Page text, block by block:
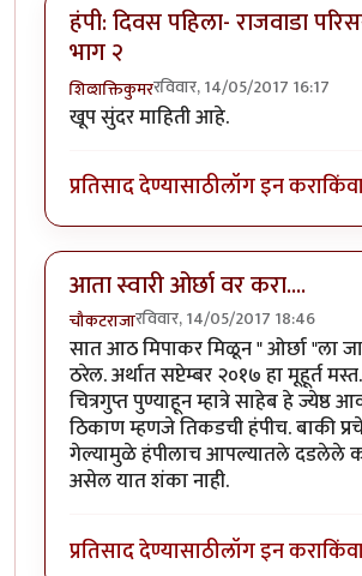
हंपी: दिवस पहिला- राजवाडा
भाग २
शिव्शक्तिकुमररविवार, 14/05/2017 16:17
खूप सुंदर माहिती आहे.
प्रतिसाद देण्यासाठीलॉग इन करा
आता स्वारी ओर्छा वर करा....
चौकटराजारविवार, 14/05/2017 18:46
सात आठ मिपाकर मिळून " ओर्छा "ला
ठरेल. अर्थात सप्टेम्बर २०१७ हा मूहूर्त
चित्रगुप्त पुण्याहून म्हात्रे साहेब हे ज्येष्ठ
ठिकाण म्हणजे तिकडची हंपीच. बाकी
गेल्यामुळे हंपीलाच आपल्यातले दडलेले
असेल यात शंका नाही.
प्रतिसाद देण्यासाठीलॉग इन करा